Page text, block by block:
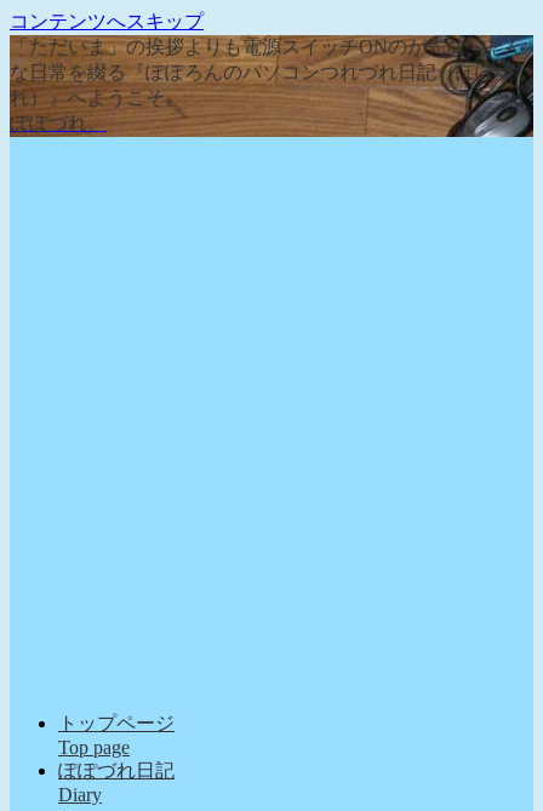
コンテンツへスキップ
「ただいま」の挨拶よりも電源スイッチONのが先な、そん
な日常を綴る『ぽぽろんのパソコンつれづれ日記（ぽぽづ
れ）』へようこそ。
ぽぽづれ。
トップページ
Top page
ぽぽづれ日記
Diary